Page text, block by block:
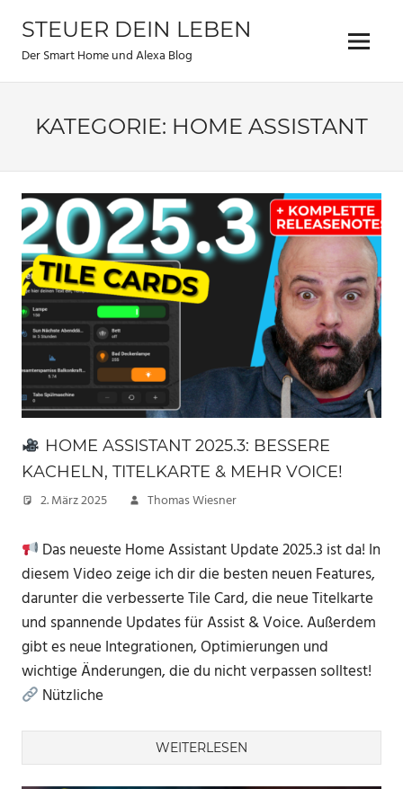
Inhalt
springen
STEUER DEIN LEBEN
Der Smart Home und Alexa Blog Menu
KATEGORIE: HOME ASSISTANT
HOME ASSISTANT 2025.3: BESSERE
KACHELN, TITELKARTE & MEHR VOICE!
2. März 2025 Thomas Wiesner
Das neueste Home Assistant Update 2025.3 ist da! In
diesem Video zeige ich dir die besten neuen Features,
darunter die verbesserte Tile Card, die neue Titelkarte
und spannende Updates für Assist & Voice. Außerdem
gibt es neue Integrationen, Optimierungen und
wichtige Änderungen, die du nicht verpassen solltest!
Nützliche
WEITERLESEN